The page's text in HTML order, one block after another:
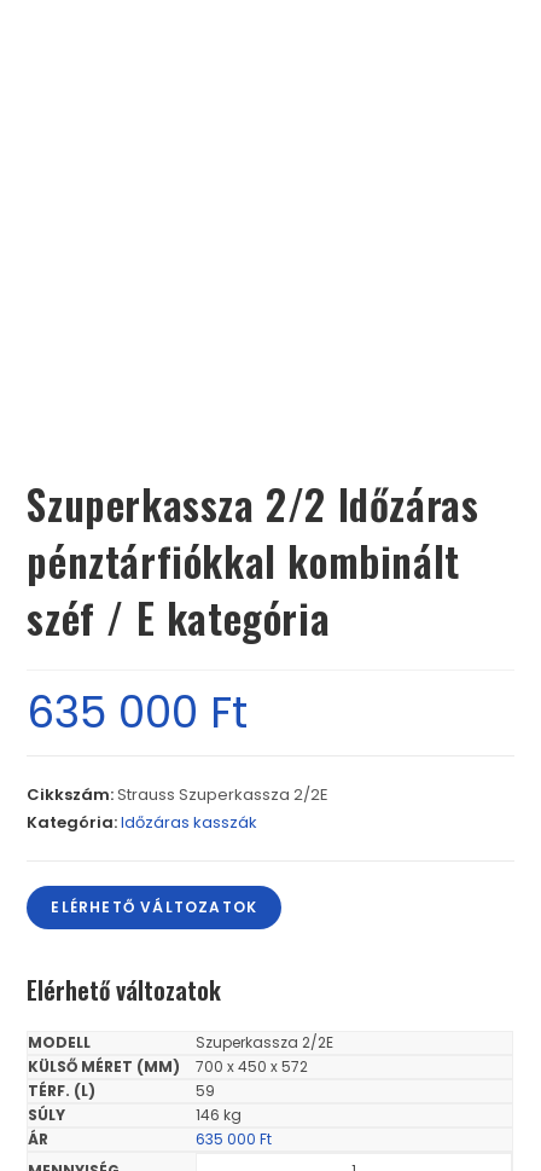
Szuperkassza 2/2 Időzáras
pénztárfiókkal kombinált
széf / E kategória
635 000 Ft
Cikkszám:Strauss Szuperkassza 2/2E
Kategória:Időzáras kasszák
ELÉRHETŐ VÁLTOZATOK
Elérhető változatok
Szuperkassza 2/2E
700 x 450 x 572
59
146 kg
635 000Ft